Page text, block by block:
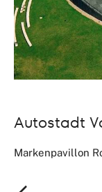
Autostadt
Markenpavillon